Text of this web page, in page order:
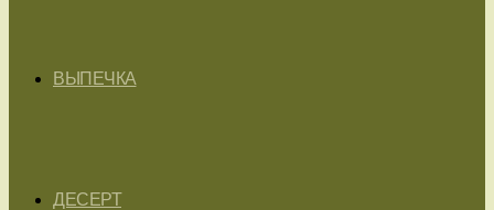
ВЫПЕЧКА
ДЕСЕРТ